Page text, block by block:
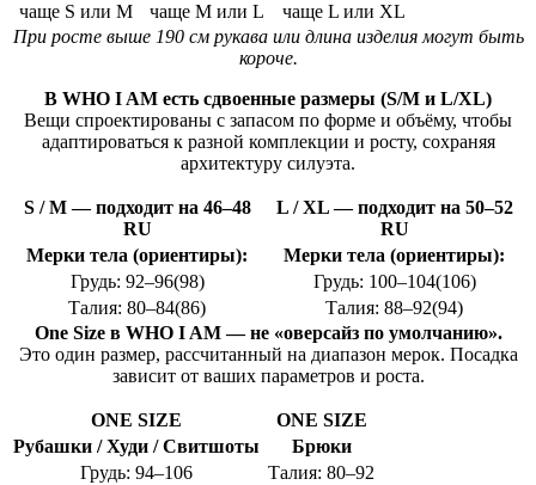
чаще S или M чаще M или L
чаще L или XL
При росте выше 190 см рукава или длина изделия могут быть
короче.
В WHO I AM есть сдвоенные размеры (S/M и L/XL)
Вещи спроектированы с запасом по форме и объёму, чтобы
адаптироваться к разной комплекции и росту, сохраняя
архитектуру силуэта.
S / M — подходит на 46–48
RU
L / XL — подходит на 50–52
RU
Мерки тела (ориентиры):
Мерки тела (ориентиры):
Грудь: 92–96(98)
Грудь: 100–104(106)
Талия: 80–84(86)
Талия: 88–92(94)
One Size в WHO I AM — не «оверсайз по умолчанию».
Это один размер, рассчитанный на диапазон мерок. Посадка
зависит от ваших параметров и роста.
ONE SIZE
ONE SIZE
Рубашки / Худи / Свитшоты
Брюки
Грудь: 94–106
Талия: 80–92